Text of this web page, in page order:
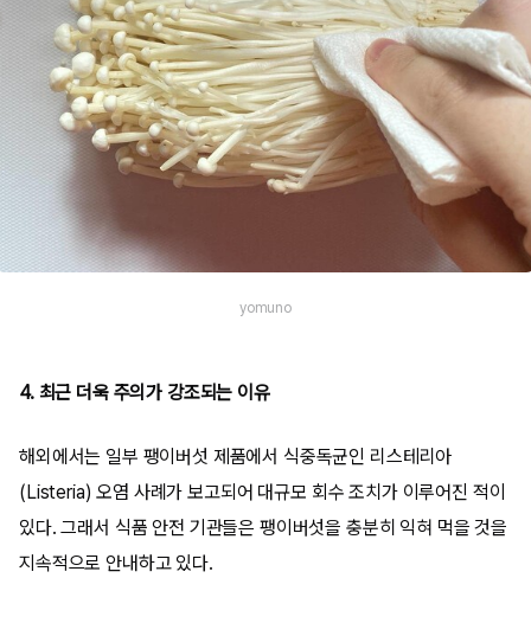
yomuno
4. 최근 더욱 주의가 강조되는 이유
해외에서는 일부 팽이버섯 제품에서 식중독균인 리스테리아
(Listeria) 오염 사례가 보고되어 대규모 회수 조치가 이루어진 적이
있다. 그래서 식품 안전 기관들은 팽이버섯을 충분히 익혀 먹을 것을
지속적으로 안내하고 있다.